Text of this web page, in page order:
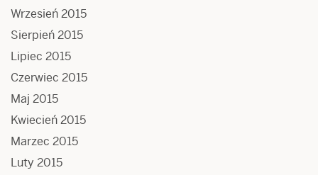
Wrzesień 2015
Sierpień 2015
Lipiec 2015
Czerwiec 2015
Maj 2015
Kwiecień 2015
Marzec 2015
Luty 2015